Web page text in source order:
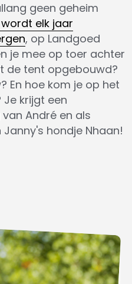
geen geheim
elk jaar
, op Landgoed
je mee op toer achter
de tent opgebouwd?
En hoe kom je op het
krijgt een
André en als
hondje Nhaan!